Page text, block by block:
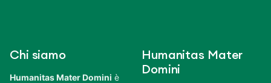
Chi siamo
Humanitas Mater Domini è
Humanitas Mater
Domini